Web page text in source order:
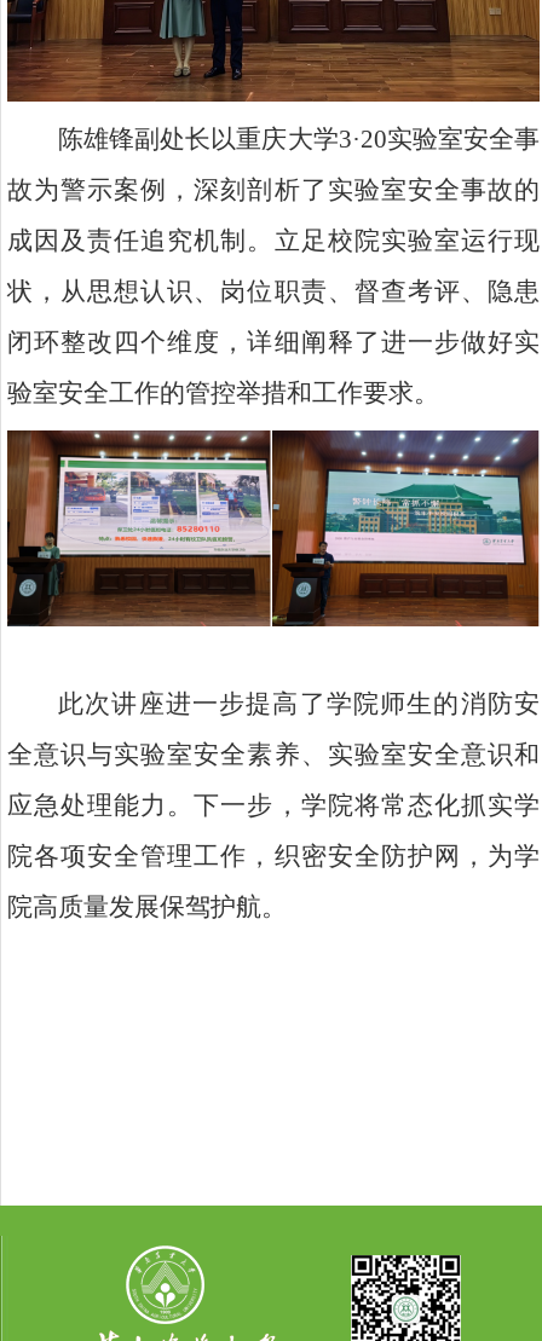
陈雄锋副处长以重庆大学3·20实验室安全事
故为警示案例，深刻剖析了实验室安全事故的
成因及责任追究机制。立足校院实验室运行现
状，从思想认识、岗位职责、督查考评、隐患
闭环整改四个维度，详细阐释了进一步做好实
验室安全工作的管控举措和工作要求。
此次讲座进一步提高了学院师生的消防安
全意识与实验室安全素养、实验室安全意识和
应急处理能力。下一步，学院将常态化抓实学
院各项安全管理工作，织密安全防护网，为学
院高质量发展保驾护航。